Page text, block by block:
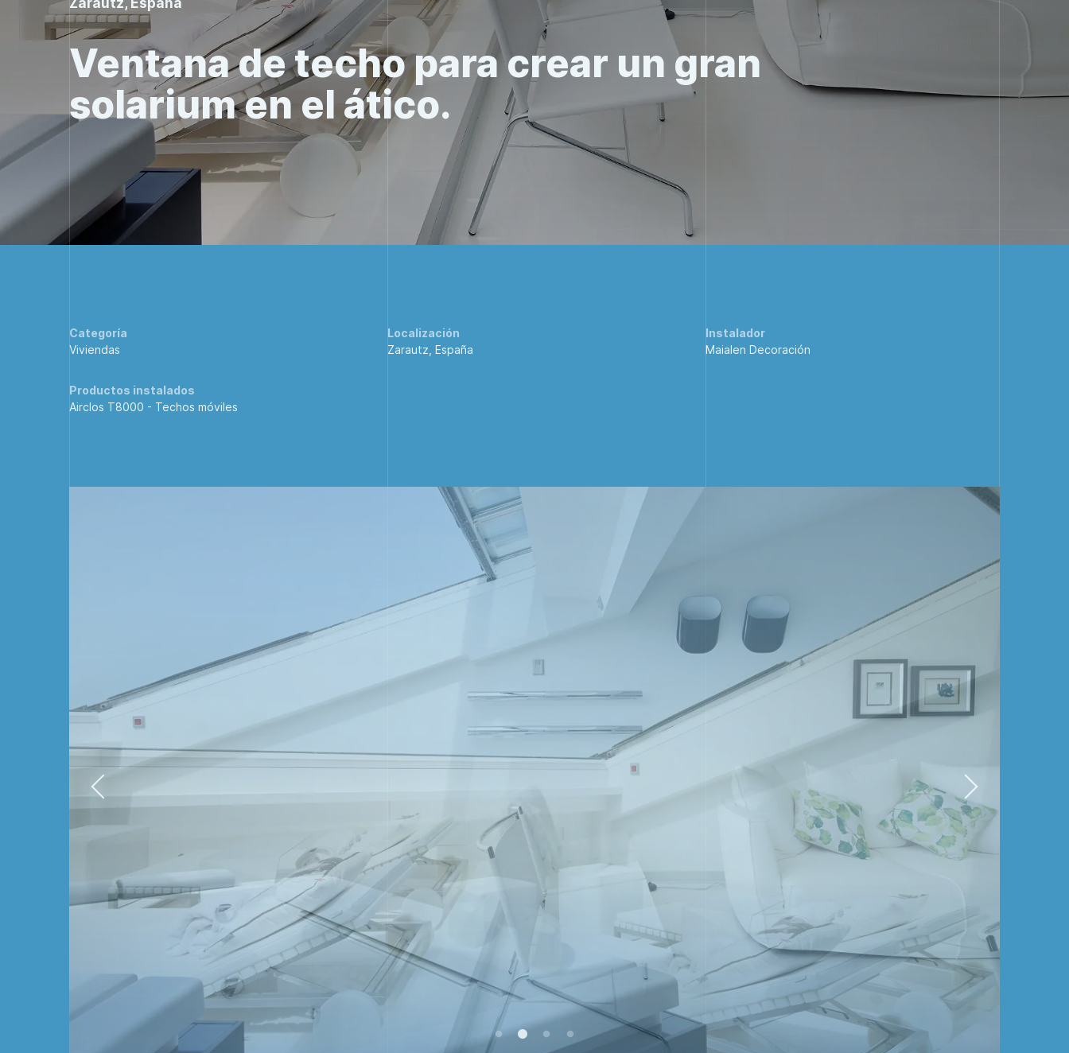
Zarautz, España
Ventana de techo para crear un gran
solarium en el ático.
Categoría
Viviendas
Localización
Zarautz, España
Instalador
Maialen Decoración
Productos instalados
Airclos T8000 - Techos móviles